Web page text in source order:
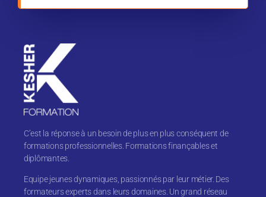
C’est la réponse à un besoin de plus en plus conséquent de
formations professionnelles. Formations finançables et
diplômantes.
Equipe jeunes dynamiques, passionnés par leur métier. Des
formateurs experts dans leurs domaines. Un grand réseau